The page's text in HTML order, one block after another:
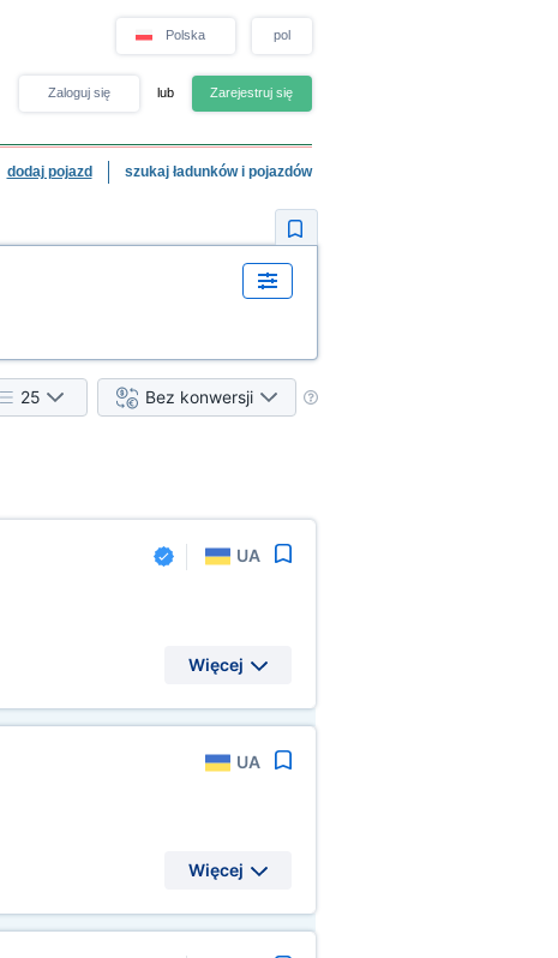
Polska pol
Zaloguj się lub Zarejestruj się
dodaj pojazd szukaj ładunków i pojazdów
25 Bez konwersji
UA
Więcej
UA
Więcej